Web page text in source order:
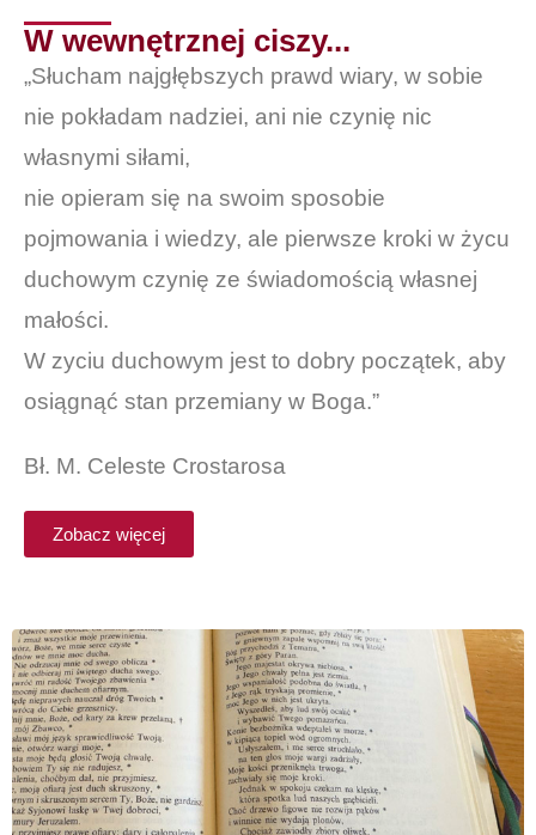
W wewnętrznej ciszy...
„Słucham najgłębszych prawd wiary, w sobie
nie pokładam nadziei, ani nie czynię nic
własnymi siłami,
nie opieram się na swoim sposobie
pojmowania i wiedzy, ale pierwsze kroki w życu
duchowym czynię ze świadomością własnej
małości.
W zyciu duchowym jest to dobry początek, aby
osiągnąć stan przemiany w Boga.”
Bł. M. Celeste Crostarosa
Zobacz więcej